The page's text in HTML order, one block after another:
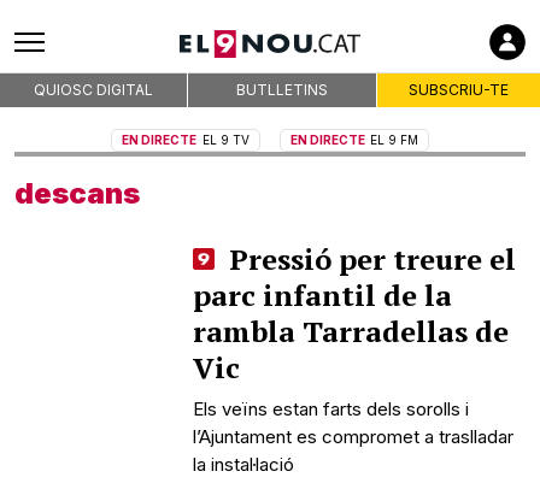
Publicitat
Qui som
Codi deontològic
Política de privacitat
Política de cookies
QUIOSC DIGITAL BUTLLETINS SUBSCRIU-TE
EN DIRECTE EL 9 TV EN DIRECTE EL 9 FM
descans
Pressió per treure el
parc infantil de la
rambla Tarradellas de
Vic
Els veïns estan farts dels sorolls i
l’Ajuntament es compromet a traslladar
la instal·lació